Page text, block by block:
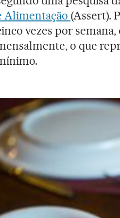
Alimentação (Assert).
vezes por semana,
o que